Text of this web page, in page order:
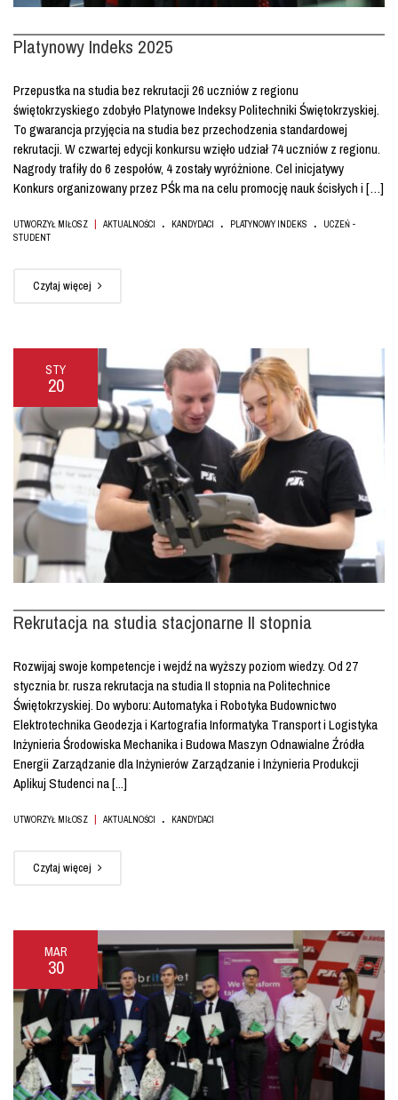
Platynowy Indeks 2025
Przepustka na studia bez rekrutacji 26 uczniów z regionu
świętokrzyskiego zdobyło Platynowe Indeksy Politechniki Świętokrzyskiej.
To gwarancja przyjęcia na studia bez przechodzenia standardowej
rekrutacji. W czwartej edycji konkursu wzięło udział 74 uczniów z regionu.
Nagrody trafiły do 6 zespołów, 4 zostały wyróżnione. Cel inicjatywy
Konkurs organizowany przez PŚk ma na celu promocję nauk ścisłych i […]
UTWORZYŁ MIŁOSZ | AKTUALNOŚCI . KANDYDACI . PLATYNOWY INDEKS .
UCZEŃ -
STUDENT
Czytaj więcej
STY
20
Rekrutacja na studia stacjonarne II stopnia
Rozwijaj swoje kompetencje i wejdź na wyższy poziom wiedzy. Od 27
stycznia br. rusza rekrutacja na studia II stopnia na Politechnice
Świętokrzyskiej. Do wyboru: Automatyka i Robotyka Budownictwo
Elektrotechnika Geodezja i Kartografia Informatyka Transport i Logistyka
Inżynieria Środowiska Mechanika i Budowa Maszyn Odnawialne Źródła
Energii Zarządzanie dla Inżynierów Zarządzanie i Inżynieria Produkcji
Aplikuj Studenci na [...]
UTWORZYŁ MIŁOSZ | AKTUALNOŚCI . KANDYDACI
Czytaj więcej
MAR
30